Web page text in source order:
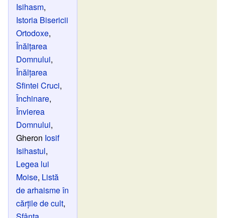
Isihasm,
Istoria Bisericii
Ortodoxe,
Înălțarea
Domnului,
Înălțarea
Sfintei Cruci,
Închinare,
Învierea
Domnului,
Gheron Iosif
Isihastul,
Legea lui
Moise, Listă
de arhaisme în
cărțile de cult‎,